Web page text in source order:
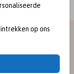
op ons